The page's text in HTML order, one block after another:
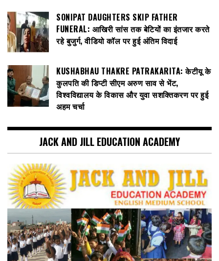
SONIPAT DAUGHTERS SKIP FATHER
FUNERAL: आखिरी सांस तक बेटियों का इंतजार करते
रहे बुजुर्ग, वीडियो कॉल पर हुई अंतिम विदाई
KUSHABHAU THAKRE PATRAKARITA: केटीयू के
कुलपति की डिप्टी सीएम अरुण साव से भेंट,
विश्वविद्यालय के विकास और युवा सशक्तिकरण पर हुई
अहम चर्चा
JACK AND JILL EDUCATION ACADEMY